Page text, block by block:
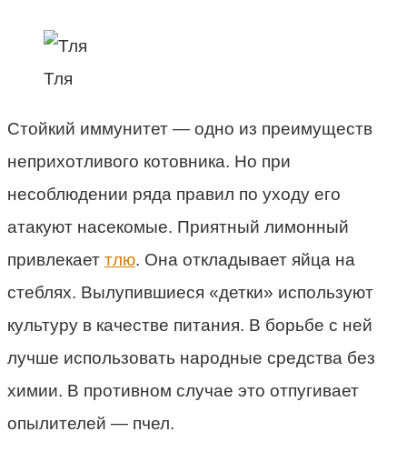
Тля
Стойкий иммунитет — одно из преимуществ
неприхотливого котовника. Но при
несоблюдении ряда правил по уходу его
атакуют насекомые. Приятный лимонный
привлекает тлю. Она откладывает яйца на
стеблях. Вылупившиеся «детки» используют
культуру в качестве питания. В борьбе с ней
лучше использовать народные средства без
химии. В противном случае это отпугивает
опылителей — пчел.